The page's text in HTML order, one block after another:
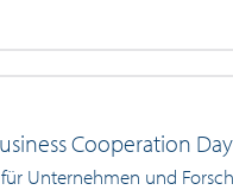
Cooperation
Unternehmen und